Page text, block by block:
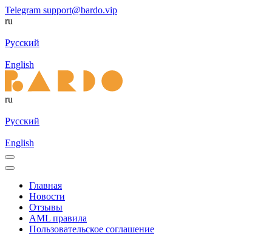
Telegram support@bardo.vip
ru
Русский
English
ru
Русский
English
Главная
Новости
Отзывы
AML правила
Пользовательское соглашение